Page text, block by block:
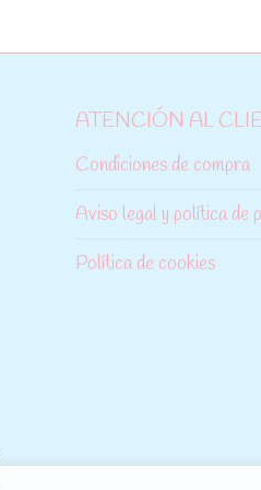
ATENCIÓN AL
Condiciones de compra
Aviso legal y política de
Política de cookies